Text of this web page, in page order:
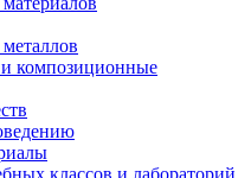
композиционные
классов и лабораторий